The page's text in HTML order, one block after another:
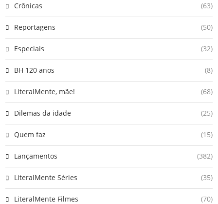
Crônicas (63)
Reportagens (50)
Especiais (32)
BH 120 anos (8)
LiteralMente, mãe! (68)
Dilemas da idade (25)
Quem faz (15)
Lançamentos (382)
LiteralMente Séries (35)
LiteralMente Filmes (70)